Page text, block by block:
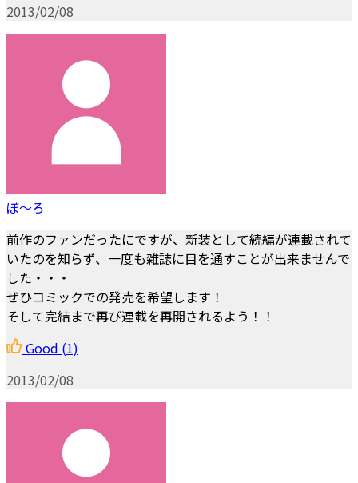
2013/02/08
ぼ〜ろ
前作のファンだったにですが、新装として続編が連載されて
いたのを知らず、一度も雑誌に目を通すことが出来ませんで
した・・・
ぜひコミックでの発売を希望します！
そして完結まで再び連載を再開されるよう！！
Good (1)
2013/02/08